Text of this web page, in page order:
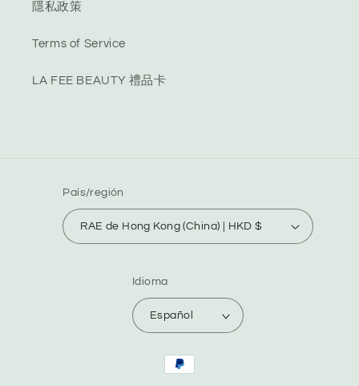
隱私政策
Terms of Service
LA FEE BEAUTY 禮品卡
País/región
RAE de Hong Kong (China) | HKD $
Idioma
Español
Formas
de